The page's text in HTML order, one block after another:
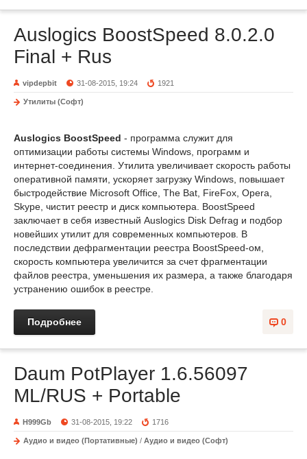
Auslogics BoostSpeed 8.0.2.0
Final + Rus
vipdepbit 31-08-2015, 19:24 1921
Утилиты (Софт)
Auslogics BoostSpeed - программа служит для
оптимизации работы системы Windows, программ и
интернет-соединения. Утилита увеличивает скорость работы
оперативной памяти, ускоряет загрузку Windows, повышает
быстродействие Microsoft Office, The Bat, FireFox, Opera,
Skype, чистит реестр и диск компьютера. BoostSpeed
заключает в себя известный Auslogics Disk Defrag и подбор
новейших утилит для современных компьютеров. В
последствии дефрагментации реестра BoostSpeed-ом,
скорость компьютера увеличится за счет фрагментации
файлов реестра, уменьшения их размера, а также благодаря
устранению ошибок в реестре.
0
Подробнее
Daum PotPlayer 1.6.56097
ML/RUS + Portable
H999Gb 31-08-2015, 19:22 1716
Аудио и видео (Портативные) / Аудио и видео (Софт)